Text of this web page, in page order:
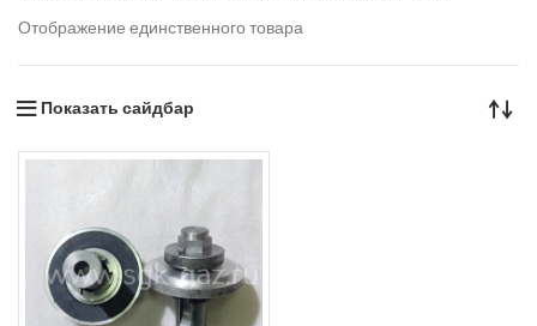
Отображение единственного товара
Показать сайдбар